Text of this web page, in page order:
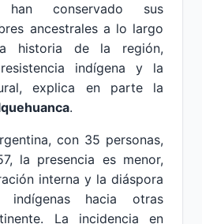
han conservado sus
ancestrales a lo largo
historia de la región,
indígena y la
explica en parte la
.
con 35 personas,
la presencia es menor,
interna y la diáspora
indígenas hacia otras
La incidencia en